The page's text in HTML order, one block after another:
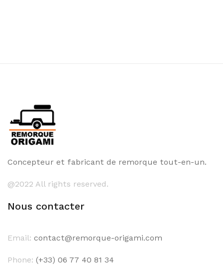
Concepteur et fabricant de remorque tout-en-un.
@2022 All rights reserved.
Nous contacter
Email: contact@remorque-origami.com
Phone: (+33) 06 77 40 81 34